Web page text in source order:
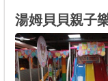
湯姆貝貝親子